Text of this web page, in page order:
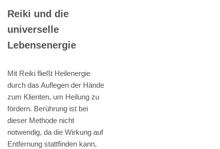
Reiki und die
universelle
Lebensenergie
Mit Reiki fließt Heilenergie
durch das Auflegen der Hände
zum Klienten, um Heilung zu
fördern. Berührung ist bei
dieser Methode nicht
notwendig, da die Wirkung auf
Entfernung stattfinden kann,